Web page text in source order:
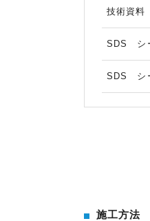
技術資料
SDS シ
SDS シ
施工方法